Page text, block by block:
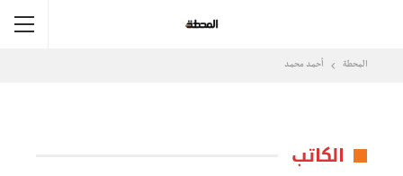
المحطة أحمد محمد
الكاتب